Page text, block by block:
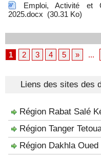
Emploi, Activité et
2025.docx (30.31 Ko)
1 2 3 4 5 » ...
Liens des sites des
Région Rabat Salé
Région Tanger
Région Dakhla Oued